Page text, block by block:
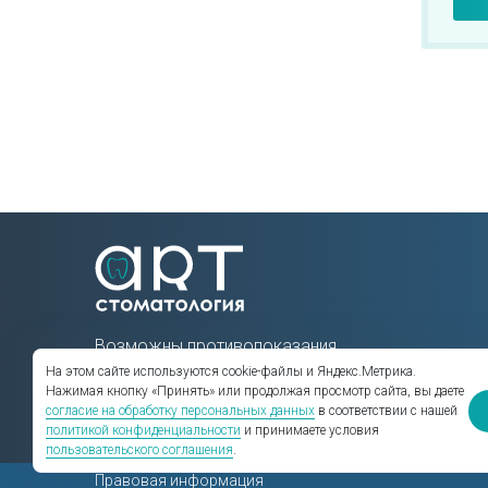
Возможны противопоказания.
Проконсультируйтесь у
специалистов клиники.
Правовая информация
На этом сайте используются cookie-файлы и Яндекс.Метрика.
Нажимая кнопку «Принять» или продолжая просмотр сайта, вы даете
согласие на обработку персональных данных в соответствии с нашей
политикой конфиденциальности и принимаете условия
пользовательского соглашения.